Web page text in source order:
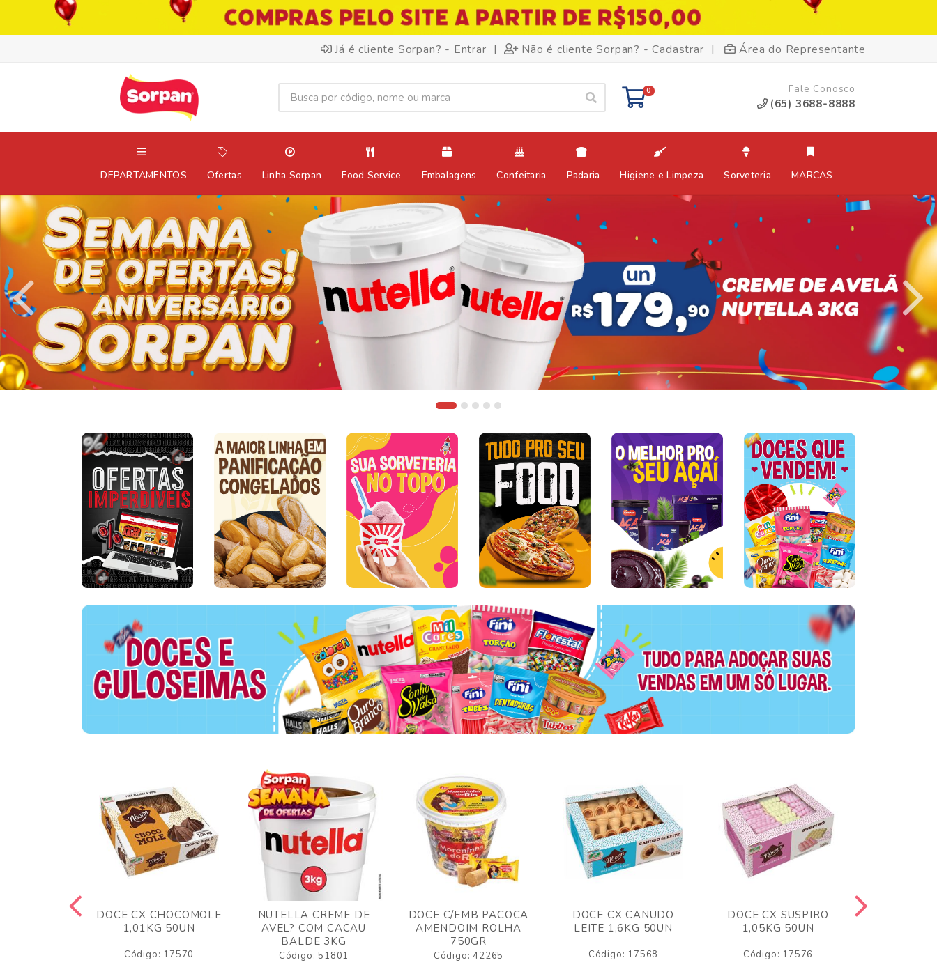
Já é cliente Sorpan? - Entrar | Não é cliente Sorpan? - Cadastrar | Área do Representante
0 Fale Conosco
(65) 3688-8888
DEPARTAMENTOS Ofertas Linha Sorpan Food Service Embalagens Confeitaria Padaria Higiene e Limpeza Sorveteria MARCAS
DOCE CX CHOCOMOLE
1,01KG 50UN
Código: 17570
NUTELLA CREME DE
AVEL? COM CACAU
BALDE 3KG
Código: 51801
DOCE C/EMB PACOCA
AMENDOIM ROLHA
750GR
Código: 42265
DOCE CX CANUDO
LEITE 1,6KG 50UN
Código: 17568
DOCE CX SUSPIRO
1,05KG 50UN
Código: 17576